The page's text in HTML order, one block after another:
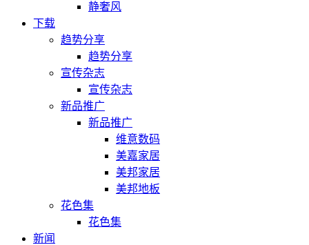
静奢风
下载
趋势分享
趋势分享
宣传杂志
宣传杂志
新品推广
新品推广
维意数码
美嘉家居
美邦家居
美邦地板
花色集
花色集
新闻